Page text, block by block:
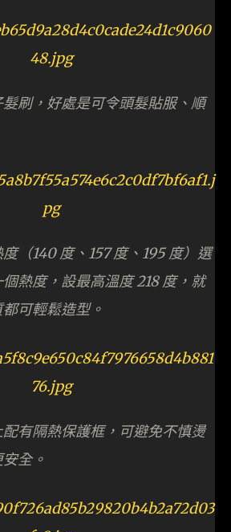
刷，好處是可令頭髮貼服、順
（140 度、157 度、195 度）選
熱度，設最高溫度 218 度，就
可輕鬆造型。
有隔熱保護框，可避免不慎燙
全。